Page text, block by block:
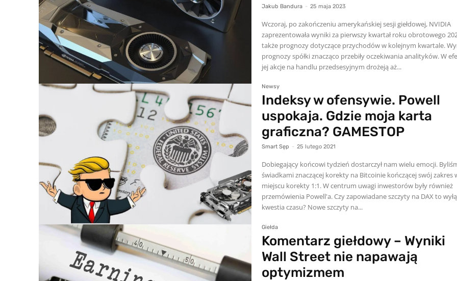
Jakub Bandura - 25 maja 2023
Wczoraj, po zakończeniu amerykańskiej sesji giełdowej, NVIDIA
zaprezentowała wyniki za pierwszy kwartał roku obrotowego
także prognozy dotyczące przychodów w kolejnym kwartale. Wyniki i
prognozy spółki znacząco przebiły oczekiwania analityków. W
jej akcje na handlu przedsesyjnym drożeją aż...
Newsy
Indeksy w ofensywie. Powell
uspokaja. Gdzie moja karta
graficzna? GAMESTOP
Smart Sęp - 25 lutego 2021
Dobiegający końcowi tydzień dostarczył nam wielu emocji.
świadkami znaczącej korekty na Bitcoinie kończącej swój zakres
miejscu korekty 1:1. W centrum uwagi inwestorów były również
przemówienia Powell'a. Czy zapowiadane szczyty na DAX to wyłącznie
kwestia czasu? Nowe szczyty na...
Giełda
Komentarz giełdowy – Wyniki
Wall Street nie napawają
optymizmem